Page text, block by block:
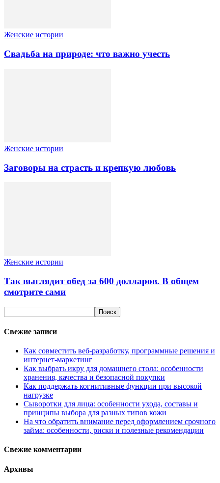
Женские истории
Свадьба на природе: что важно учесть
Женские истории
Заговоры на страсть и крепкую любовь
Женские истории
Так выглядит обед за 600 долларов. В общем
смотрите сами
Свежие записи
Как совместить веб-разработку, программные решения и
интернет-маркетинг
Как выбрать икру для домашнего стола: особенности
хранения, качества и безопасной покупки
Как поддержать когнитивные функции при высокой
нагрузке
Сыворотки для лица: особенности ухода, составы и
принципы выбора для разных типов кожи
На что обратить внимание перед оформлением срочного
займа: особенности, риски и полезные рекомендации
Свежие комментарии
Архивы